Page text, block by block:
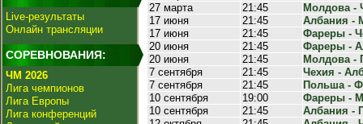
Live-результаты
Онлайн трансляции
СОРЕВНОВАНИЯ:
ЧМ 2026
Лига чемпионов
Лига Европы
Лига конференций
27 марта
21:45
Молдова -
17 июня
21:45
Албания -
17 июня
21:45
Фареры -
20 июня
21:45
Фареры -
20 июня
21:45
Молдова -
7 сентября
21:45
Чехия -
7 сентября
21:45
Польша -
10 сентября
19:00
Фареры -
10 сентября
21:45
Албания -